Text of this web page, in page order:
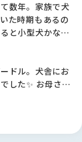
数年。家族で犬
た時期もあるの
と小型犬かな…
ドル。犬舎にお
した✨ お母さん
で育てていらっ